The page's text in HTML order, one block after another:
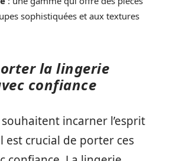
sophistiquées et aux textures
la lingerie
confiance
incarner l’esprit
est crucial de porter ces